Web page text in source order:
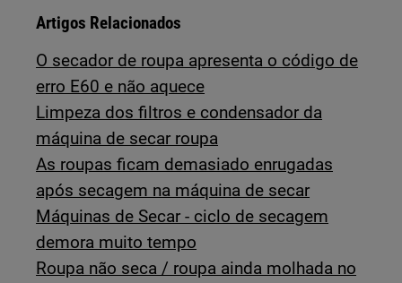
Artigos Relacionados
O secador de roupa apresenta o código de
erro E60 e não aquece
Limpeza dos filtros e condensador da
máquina de secar roupa
As roupas ficam demasiado enrugadas
após secagem na máquina de secar
Máquinas de Secar - ciclo de secagem
demora muito tempo
Roupa não seca / roupa ainda molhada no